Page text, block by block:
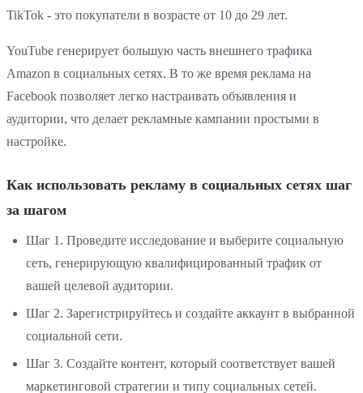
TikTok - это покупатели в возрасте от 10 до 29 лет.
YouTube генерирует большую часть внешнего трафика
Amazon в социальных сетях. В то же время реклама на
Facebook позволяет легко настраивать объявления и
аудитории, что делает рекламные кампании простыми в
настройке.
Как использовать рекламу в социальных сетях шаг
за шагом
Шаг 1. Проведите исследование и выберите социальную
сеть, генерирующую квалифицированный трафик от
вашей целевой аудитории.
Шаг 2. Зарегистрируйтесь и создайте аккаунт в выбранной
социальной сети.
Шаг 3. Создайте контент, который соответствует вашей
маркетинговой стратегии и типу социальных сетей.